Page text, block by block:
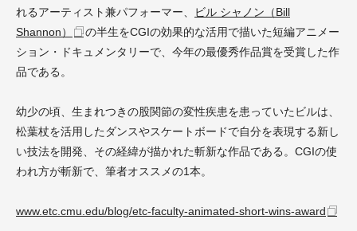
れるアーティスト兼パフォーマー、
ビル シャノン（Bill
Shannon）
の半生をCGIの効果的な活用で描いた短編アニメー
ション・ドキュメンタリーで、今年の最優秀作品賞を受賞した作
品である。
幼少の頃、生まれつきの股関節の変性疾患を患っていたビルは、
松葉杖を活用したダンスやスケートボードで自分を表現する新し
い技法を開発、その経緯が描かれた斬新な作品である。CGIの使
われ方が斬新で、筆者オススメの1本。
www.etc.cmu.edu/blog/etc-faculty-animated-short-wins-award